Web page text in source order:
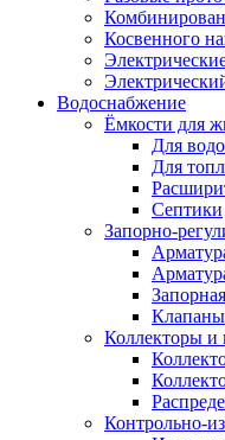
Косвенного
Водоснабжение
Ёмкости для
Для
Для
Септики
Запорно-
Клапаны
Коллекторы и
Контрольно-